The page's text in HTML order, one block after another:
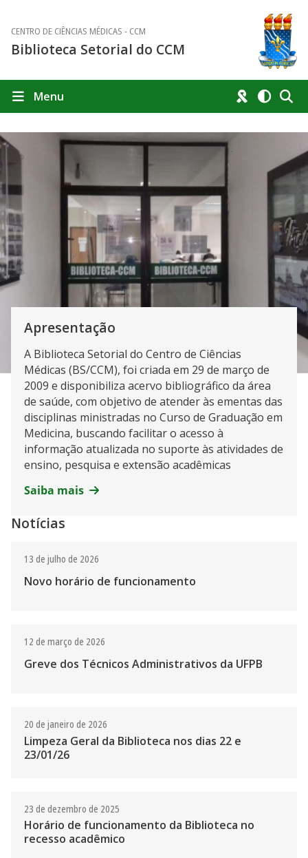
CENTRO DE CIÊNCIAS MÉDICAS - CCM
Biblioteca Setorial do CCM
Menu
Apresentação
A Biblioteca Setorial do Centro de Ciências
Médicas (BS/CCM), foi criada em 29 de março de
2009 e disponibiliza acervo bibliográfico da área
de saúde, com objetivo de atender às ementas das
disciplinas ministradas no Curso de Graduação em
Medicina, buscando facilitar o acesso à
informação atualizada no suporte às atividades de
ensino, pesquisa e extensão acadêmicas
Saiba mais
Notícias
13 de julho de 2026
Novo horário de funcionamento
12 de março de 2026
Greve dos Técnicos Administrativos da UFPB
20 de janeiro de 2026
Limpeza Geral da Biblioteca nos dias 22 e
23/01/26
23 de dezembro de 2025
Horário de funcionamento da Biblioteca no
recesso acadêmico